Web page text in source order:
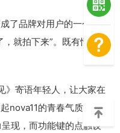
了品牌对用户的一个行为
就拍下来”。既有情感卖
》寄语年轻人，让大家在
nova11的青春气质。影片
现，而功能键的点触设